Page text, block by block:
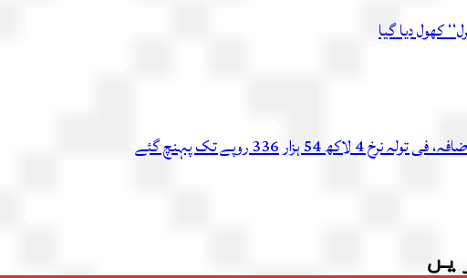
کھول دیا گیا
336 روپے تک پہنچ گئے